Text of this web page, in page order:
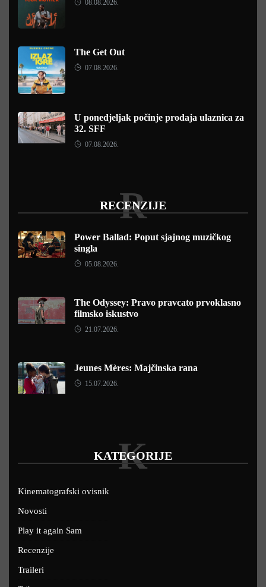
08.08.2026.
The Get Out
07.08.2026.
U ponedjeljak počinje prodaja ulaznica za
32. SFF
07.08.2026.
RECENZIJE
R
Power Ballad: Poput sjajnog muzičkog
singla
05.08.2026.
The Odyssey: Pravo pravcato prvoklasno
filmsko iskustvo
21.07.2026.
Jeunes Mères: Majčinska rana
15.07.2026.
KATEGORIJE
K
Kinematografski ovisnik
Novosti
Play it again Sam
Recenzije
Traileri